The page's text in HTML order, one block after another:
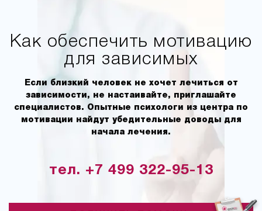
Как обеспечить мотивацию
для зависимых
Если близкий человек не хочет лечиться от
зависимости, не настаивайте, приглашайте
специалистов. Опытные психологи из центра по
мотивации найдут убедительные доводы для
начала лечения.
тел. +7 499 322-95-13